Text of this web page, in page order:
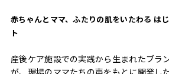
赤ちゃんとママ、ふたりの肌をいたわる は
ト
産後ケア施設での実践から生まれたブラ
が、現場のママたちの声をもとに開発し